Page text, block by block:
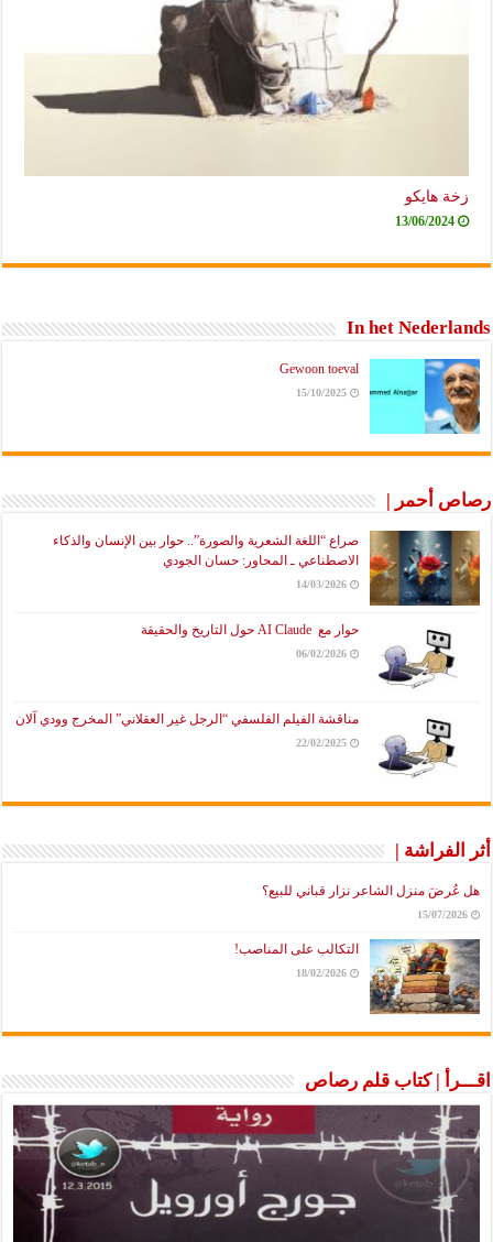
زخة هايكو
13/06/2024
In het Nederlands
Gewoon toeval
15/10/2025
رصاص أحمر |
صراع “اللغة الشعرية والصورة”.. حوار بين الإنسان والذكاء
الاصطناعي ـ المحاور: حسان الجودي
14/03/2026
حوار مع AI Claude حول التاريخ والحقيقة
06/02/2026
مناقشة الفيلم الفلسفي “الرجل غير العقلاني” المخرج وودي آلان
22/02/2025
أثر الفراشة |
هل عُرضَ منزل الشاعر نزار قباني للبيع؟
15/07/2026
التكالب على المناصب!
18/02/2026
اقـــرأ | كتاب قلم رصاص